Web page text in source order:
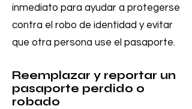
inmediato para ayudar a protegerse
contra el robo de identidad y evitar
que otra persona use el pasaporte.
Reemplazar y reportar un
pasaporte perdido o
robado